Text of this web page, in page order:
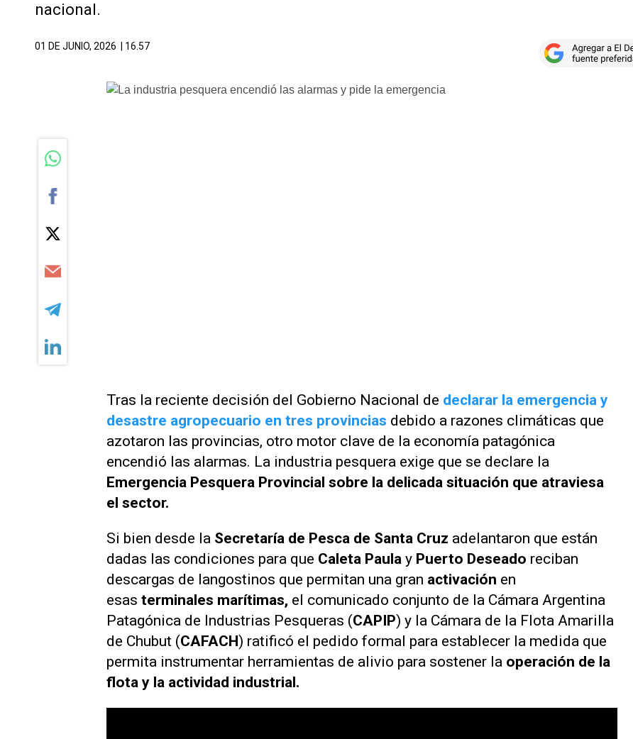
nacional.
01 DE JUNIO, 2026 | 16.57
Tras la reciente decisión del Gobierno Nacional de declarar la emergencia y
desastre agropecuario en tres provincias debido a razones climáticas que
azotaron las provincias, otro motor clave de la economía patagónica
encendió las alarmas. La industria pesquera exige que se declare la
Emergencia Pesquera Provincial sobre la delicada situación que atraviesa
el sector.
Si bien desde la Secretaría de Pesca de Santa Cruz adelantaron que están
dadas las condiciones para que Caleta Paula y Puerto Deseado reciban
descargas de langostinos que permitan una gran activación en
esas terminales marítimas, el comunicado conjunto de la Cámara Argentina
Patagónica de Industrias Pesqueras (CAPIP) y la Cámara de la Flota Amarilla
de Chubut (CAFACH) ratificó el pedido formal para establecer la medida que
permita instrumentar herramientas de alivio para sostener la operación de la
flota y la actividad industrial.